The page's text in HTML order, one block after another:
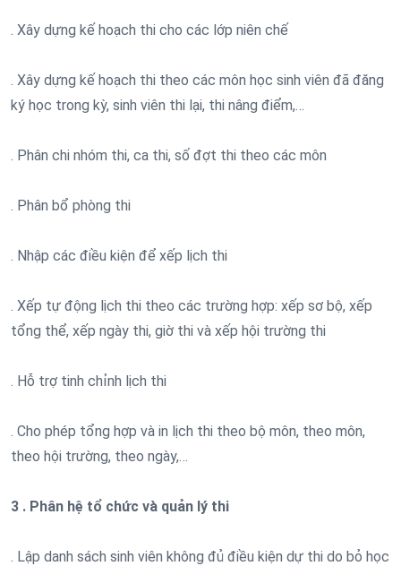
. Xây dựng kế hoạch thi cho các lớp niên chế
. Xây dựng kế hoạch thi theo các môn học sinh viên đã đăng
ký học trong kỳ, sinh viên thi lại, thi nâng điểm,…
. Phân chi nhóm thi, ca thi, số đợt thi theo các môn
. Phân bổ phòng thi
. Nhập các điều kiện để xếp lịch thi
. Xếp tự động lịch thi theo các trường hợp: xếp sơ bộ, xếp
tổng thể, xếp ngày thi, giờ thi và xếp hội trường thi
. Hỗ trợ tinh chỉnh lịch thi
. Cho phép tổng hợp và in lịch thi theo bộ môn, theo môn,
theo hội trường, theo ngày,…
3 . Phân hệ tổ chức và quản lý thi
. Lập danh sách sinh viên không đủ điều kiện dự thi do bỏ học